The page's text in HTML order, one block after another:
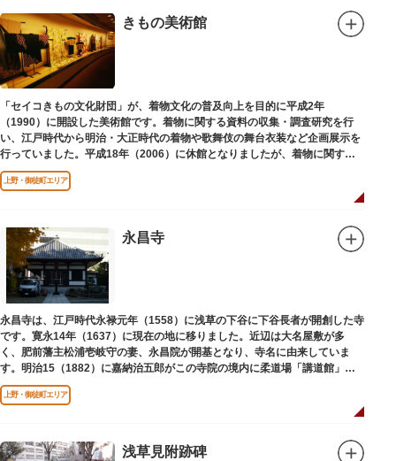
きもの美術館
「セイコきもの文化財団」が、着物文化の普及向上を目的に平成2年
（1990）に開設した美術館です。着物に関する資料の収集・調査研究を行
い、江戸時代から明治・大正時代の着物や歌舞伎の舞台衣装など企画展示を
行っていました。平成18年（2006）に休館となりましたが、着物に関する
調査研究等は引き続き本財団で行っています。
平成18年（2006）に休館
上野・御徒町エリア
永昌寺
永昌寺は、江戸時代永禄元年（1558）に浅草の下谷に下谷長者が開創した寺
です。寛永14年（1637）に現在の地に移りました。近辺は大名屋敷が多
く、肥前藩主松浦壱岐守の妻、永昌院が開基となり、寺名に由来していま
す。明治15（1882）に嘉納治五郎がこの寺院の境内に柔道場「講道館」を
設立しました。
上野・御徒町エリア
浅草見附跡碑